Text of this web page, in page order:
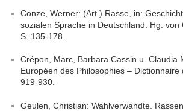
Conze, Werner: (Art.) Rasse, in:
sozialen Sprache in Deutschland. Hg.
S. 135-178.
Crépon, Marc, Barbara Cassin u. Claudia
Européen des Philosophies –
919-930.
Geulen, Christian: Wahlverwandte.